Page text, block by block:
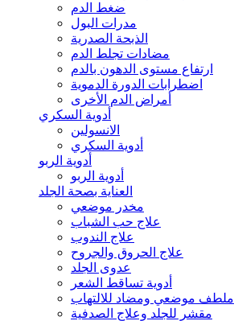
ضغط الدم
مدرات البول
الذبحة الصدرية
مضادات تجلط الدم
ارتفاع مستوى الدهون بالدم
اضطرابات الدورة الدموية
أمراض الدم الأخرى
أدوية السكري
الانسولين
أدوية السكري
أدوية الربو
أدوية الربو
العناية بصحة الجلد
مخدر موضعي
علاج حب الشباب
علاج الندوب
علاج الحروق والجروح
عدوى الجلد
أدوية تساقط الشعر
ملطف موضعي ومضاد للالتهاب
مقشر للجلد وعلاج الصدفية